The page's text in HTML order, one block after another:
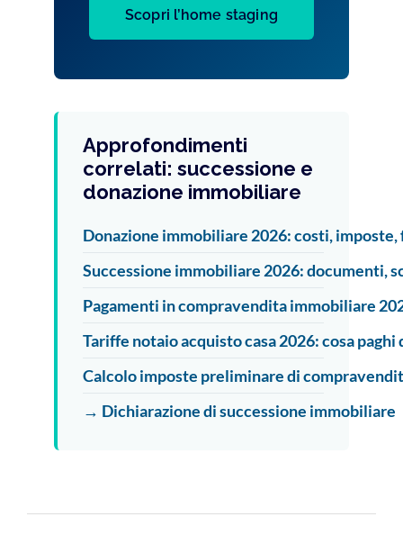
Scopri l’home staging
Approfondimenti
correlati: successione e
donazione immobiliare
Donazione immobiliare 2026: costi,
Successione immobiliare 2026: documenti,
Pagamenti in compravendita immobiliare
Tariffe notaio acquisto casa 2026: cosa paghi
Calcolo imposte preliminare di
→ Dichiarazione di successione immobiliare